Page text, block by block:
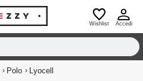
Wishlist Accedi
› Polo › Lyocell